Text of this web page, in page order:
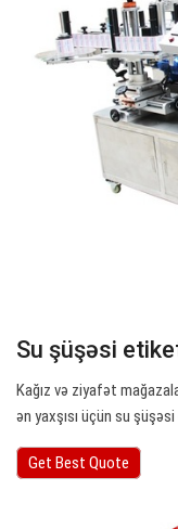
Su şüşəsi
Kağız və ziyafət
ən yaxşısı üçün su
Get Best Quote